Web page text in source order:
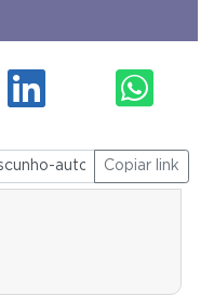
Copiar link